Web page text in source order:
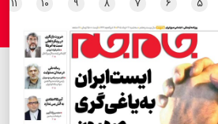
۵ ۶ ۷ ۸ ۹ ۱۰ ۱۱